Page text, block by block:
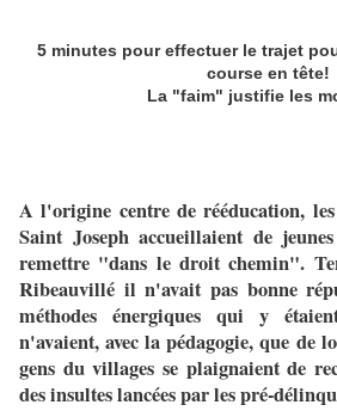
5 minutes pour effectuer le trajet
course en tête!
La "faim" justifie les
A l'origine centre de rééducation,
Saint Joseph accueillaient de
remettre "dans le droit chemin".
Ribeauvillé il n'avait pas bonne
méthodes énergiques qui y
n'avaient, avec la pédagogie, que de
gens du villages se plaignaient de
des insultes lancées par les pré-